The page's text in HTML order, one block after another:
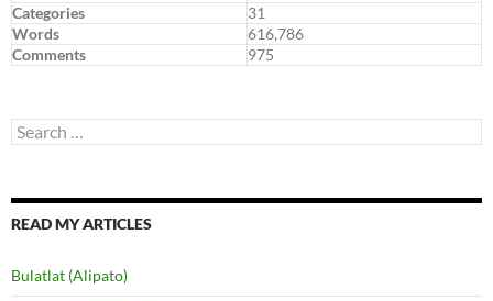
Categories
31
Words
616,786
Comments
975
Search
for:
READ MY ARTICLES
Bulatlat (Alipato)